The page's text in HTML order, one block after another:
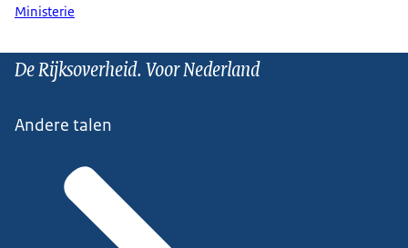
Ministerie
De Rijksoverheid. Voor Nederland
Andere talen